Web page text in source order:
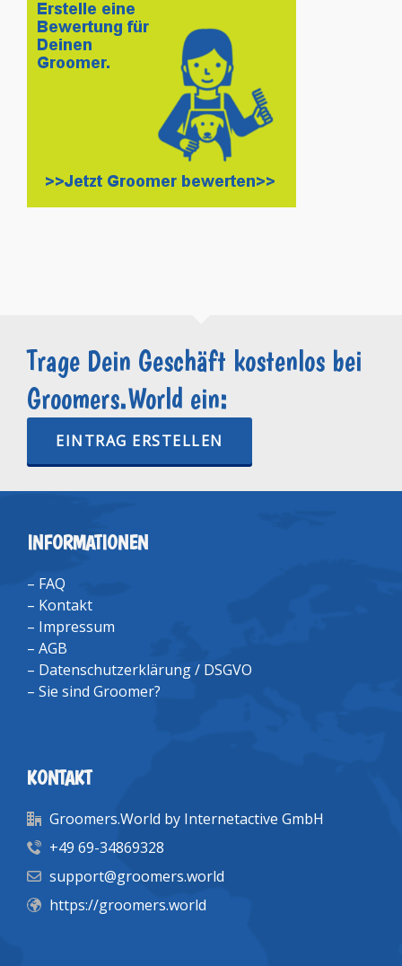
Trage Dein Geschäft kostenlos bei
Groomers.World ein:
EINTRAG ERSTELLEN
INFORMATIONEN
– FAQ
– Kontakt
– Impressum
– AGB
– Datenschutzerklärung / DSGVO
– Sie sind Groomer?
KONTAKT
Groomers.World by Internetactive GmbH
+49 69-34869328
support@groomers.world
https://groomers.world